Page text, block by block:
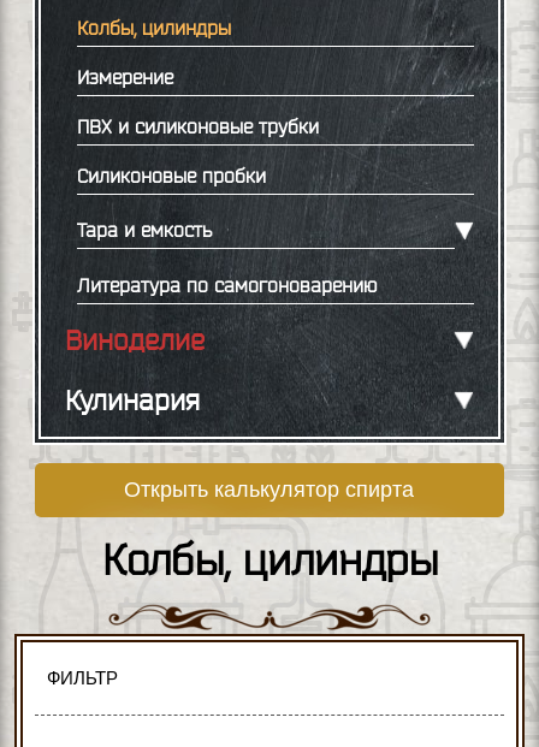
Колбы, цилиндры
Измерение
ПВХ и силиконовые трубки
Силиконовые пробки
Тара и емкость
Литература по самогоноварению
Виноделие
Кулинария
Открыть калькулятор спирта
Колбы, цилиндры
ФИЛЬТР